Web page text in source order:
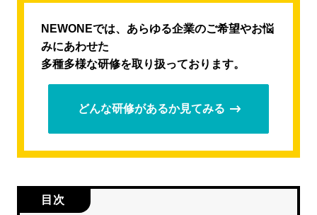
NEWONEでは、あらゆる企業のご希望やお悩
みにあわせた
多種多様な研修を取り扱っております。
どんな研修があるか見てみる
目次